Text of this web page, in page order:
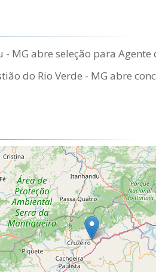
MG abre seleção para Agente
do Rio Verde - MG abre